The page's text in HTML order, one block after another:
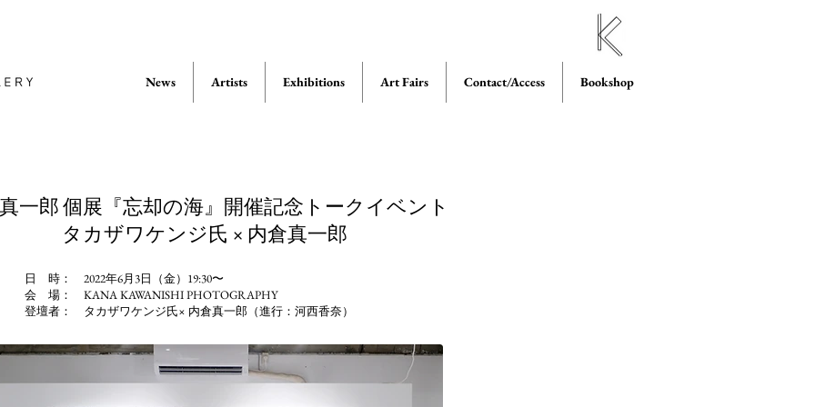
News Artists Exhibitions Art Fairs Contact/Access Bookshop
一郎 個展『忘却の海』開催記念トークイベント
タカザワケンジ氏 × 内倉真一郎
日 時： 2022年6月3日（金）19:30〜
会 場： KANA KAWANISHI PHOTOGRAPHY
登壇者： タカザワケンジ氏× 内倉真一郎（進行：河西香奈）